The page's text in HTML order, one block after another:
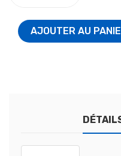
AJOUTER AU